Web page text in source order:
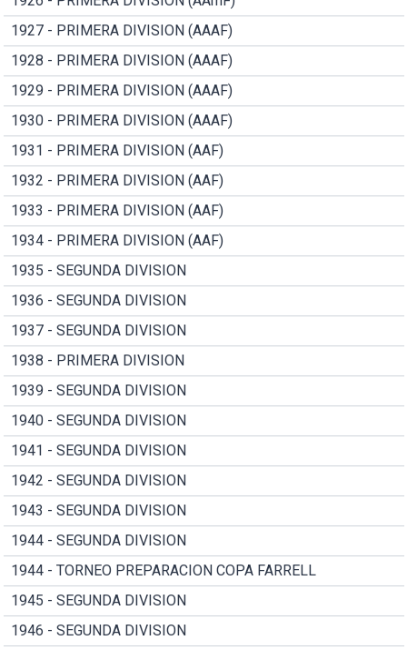
1927 - PRIMERA DIVISION (AAAF)
1928 - PRIMERA DIVISION (AAAF)
1929 - PRIMERA DIVISION (AAAF)
1930 - PRIMERA DIVISION (AAAF)
1931 - PRIMERA DIVISION (AAF)
1932 - PRIMERA DIVISION (AAF)
1933 - PRIMERA DIVISION (AAF)
1934 - PRIMERA DIVISION (AAF)
1935 - SEGUNDA DIVISION
1936 - SEGUNDA DIVISION
1937 - SEGUNDA DIVISION
1938 - PRIMERA DIVISION
1939 - SEGUNDA DIVISION
1940 - SEGUNDA DIVISION
1941 - SEGUNDA DIVISION
1942 - SEGUNDA DIVISION
1943 - SEGUNDA DIVISION
1944 - SEGUNDA DIVISION
1944 - TORNEO PREPARACION COPA FARRELL
1945 - SEGUNDA DIVISION
1946 - SEGUNDA DIVISION